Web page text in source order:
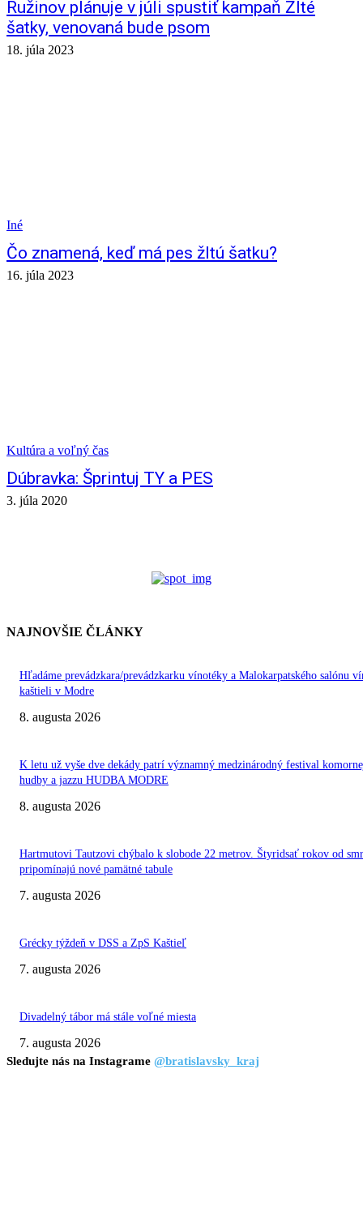
Ružinov plánuje v júli spustiť kampaň Žlté
šatky, venovaná bude psom
18. júla 2023
Iné
Čo znamená, keď má pes žltú šatku?
16. júla 2023
Kultúra a voľný čas
Dúbravka: Šprintuj TY a PES
3. júla 2020
NAJNOVŠIE ČLÁNKY
Hľadáme prevádzkara/prevádzkarku vínotéky a Malokarpatského salónu
kaštieli v Modre
8. augusta 2026
K letu už vyše dve dekády patrí významný medzinárodný festival
hudby a jazzu HUDBA MODRE
8. augusta 2026
Hartmutovi Tautzovi chýbalo k slobode 22 metrov. Štyridsať rokov od
pripomínajú nové pamätné tabule
7. augusta 2026
Grécky týždeň v DSS a ZpS Kaštieľ
7. augusta 2026
Divadelný tábor má stále voľné miesta
7. augusta 2026
Sledujte nás na Instagrame @bratislavsky_kraj